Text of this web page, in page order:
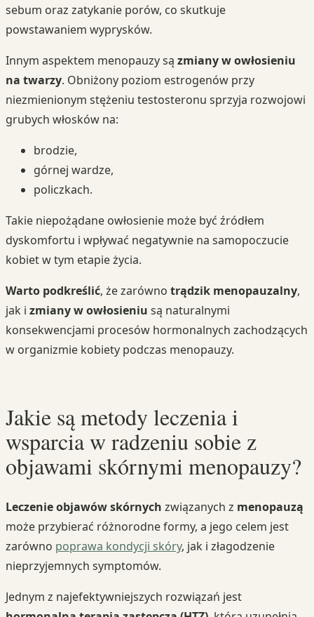
sebum oraz zatykanie porów, co skutkuje
powstawaniem wyprysków.
Innym aspektem menopauzy są zmiany w owłosieniu
na twarzy. Obniżony poziom estrogenów przy
niezmienionym stężeniu testosteronu sprzyja rozwojowi
grubych włosków na:
brodzie,
górnej wardze,
policzkach.
Takie niepożądane owłosienie może być źródłem
dyskomfortu i wpływać negatywnie na samopoczucie
kobiet w tym etapie życia.
Warto podkreślić, że zarówno trądzik menopauzalny,
jak i zmiany w owłosieniu są naturalnymi
konsekwencjami procesów hormonalnych zachodzących
w organizmie kobiety podczas menopauzy.
Jakie są metody leczenia i
wsparcia w radzeniu sobie z
objawami skórnymi menopauzy?
Leczenie objawów skórnych związanych z menopauzą
może przybierać różnorodne formy, a jego celem jest
zarówno poprawa kondycji skóry, jak i złagodzenie
nieprzyjemnych symptomów.
Jednym z najefektywniejszych rozwiązań jest